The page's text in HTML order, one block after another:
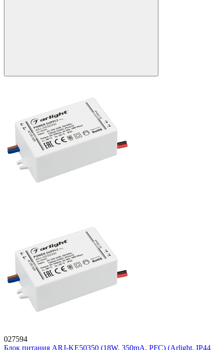
027594
Блок питания ARJ-KE50350 (18W, 350mA, PFC) (Arlight, IP44